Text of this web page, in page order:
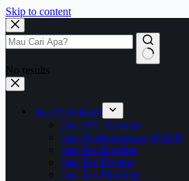
Skip to content
No results
Jasa Perpajakan
Jasa SPT Tahunan
Jasa Pendampingan SP2DK
Jasa Tax Retainer
Jasa Tax Review
Jasa Tax Planning